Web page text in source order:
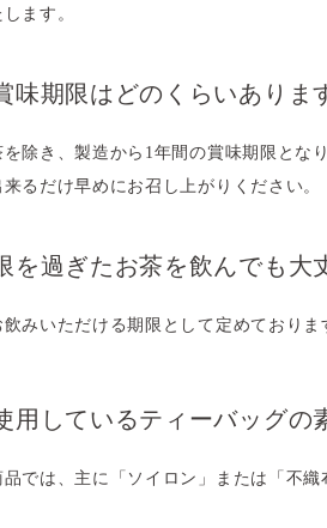
ます。
味期限はどのくらいありま
除き、製造から1年間の賞味期限とな
るだけ早めにお召し上がりください。
を過ぎたお茶を飲んでも大
みいただける期限として定めており
用しているティーバッグの
では、主に「ソイロン」または「不織